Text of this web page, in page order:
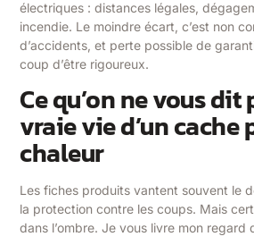
électriques : distances légales,
incendie. Le moindre écart, c’est non
d’accidents, et perte possible de
coup d’être rigoureux.
Ce qu’on ne vous dit
vraie vie d’un cache
chaleur
Les fiches produits vantent souvent le
la protection contre les coups. Mais
dans l’ombre. Je vous livre mon regard